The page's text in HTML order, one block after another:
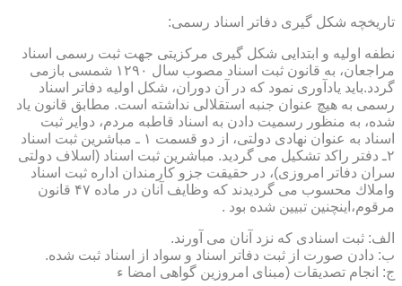
تاریخچه شكل گیری دفاتر اسناد رسمی:
نطفه اولیه و ابتدایی شكل گیری مركزیتی جهت ثبت رسمی اسناد
مراجعان، به قانون ثبت اسناد مصوب سال ۱۲۹۰ شمسی بازمی
گردد.باید یادآوری نمود كه در آن دوران، شكل اولیه دفاتر اسناد
رسمی به هیچ عنوان جنبه استقلالی نداشته است. مطابق قانون یاد
شده، به منظور رسمیت دادن به اسناد قاطبه مردم، دوایر ثبت
اسناد به عنوان نهادی دولتی، از دو قسمت ۱ ـ مباشرین ثبت اسناد
۲ـ دفتر راكد تشكیل می گردید. مباشرین ثبت اسناد (اسلاف دولتی
سران دفاتر امروزی)، در حقیقت جزو كارمندان اداره ثبت اسناد
واملاك محسوب می گردیدند كه وظایف آنان در ماده ۴۷ قانون
مرقوم،اینچنین تبیین شده بود .
الف: ثبت اسنادی كه نزد آنان می آورند.
ب: دادن صورت از ثبت دفاتر اسناد و سواد از اسناد ثبت شده.
ج: انجام تصدیقات (مبنای امروزین گواهی امضا ء